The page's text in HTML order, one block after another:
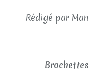
Rédigé par